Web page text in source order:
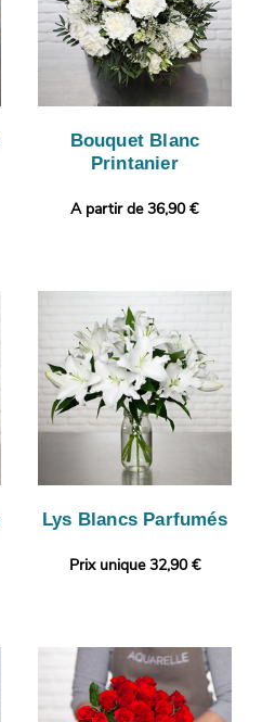
Bouquet Blanc
Printanier
A partir de 36,90 €
Lys Blancs Parfumés
Prix unique 32,90 €